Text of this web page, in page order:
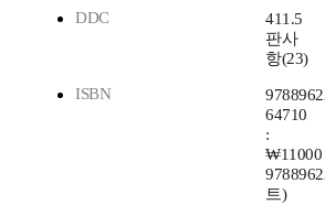
DDC
411.5
판사
항(23)
ISBN
64710
:
₩11000
트)